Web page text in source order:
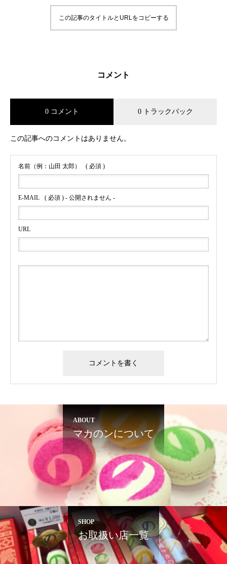
この記事のタイトルとURLをコピーする
コメント
0 コメント 0 トラックバック
この記事へのコメントはありません。
名前（例：山田 太郎） ( 必須 )
E-MAIL ( 必須 ) - 公開されません -
URL
ABOUT
マカのンについて
SHOP
お取扱い店一覧